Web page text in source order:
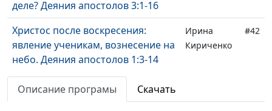
деле? Деяния апостолов 3:1-16
Христос после воскресения:
явление ученикам, вознесение на
небо. Деяния апостолов 1:3-14
Ирина
Кириченко
#42
Воскресение Христа. Гробница
пуста. Евангелие по Иоанну 20:1-9
Кириченко
Описание програмы Скачать